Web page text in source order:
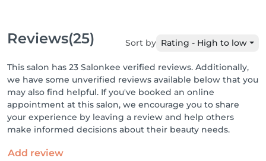
Reviews(25) Sort by Rating - High to low
This salon has 23 Salonkee verified reviews. Additionally,
we have some unverified reviews available below that you
may also find helpful. If you've booked an online
appointment at this salon, we encourage you to share
your experience by leaving a review and help others
make informed decisions about their beauty needs.
Add review